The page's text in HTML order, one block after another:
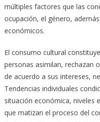
múltiples factores que las
ocupación, el género,
económicos.
El consumo cultural
personas asimilan, rechazan
de acuerdo a sus intereses,
Tendencias individuales
situación económica, niveles
que matizan el proceso del